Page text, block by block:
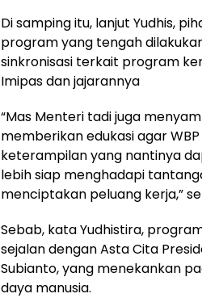
Di samping itu, lanjut Yudhis,
program yang tengah
sinkronisasi terkait program
Imipas dan jajarannya
“Mas Menteri tadi juga
memberikan edukasi agar
keterampilan yang nantinya
lebih siap menghadapi
menciptakan peluang kerja,”
Sebab, kata Yudhistira,
sejalan dengan Asta Cita
Subianto, yang menekankan
daya manusia.